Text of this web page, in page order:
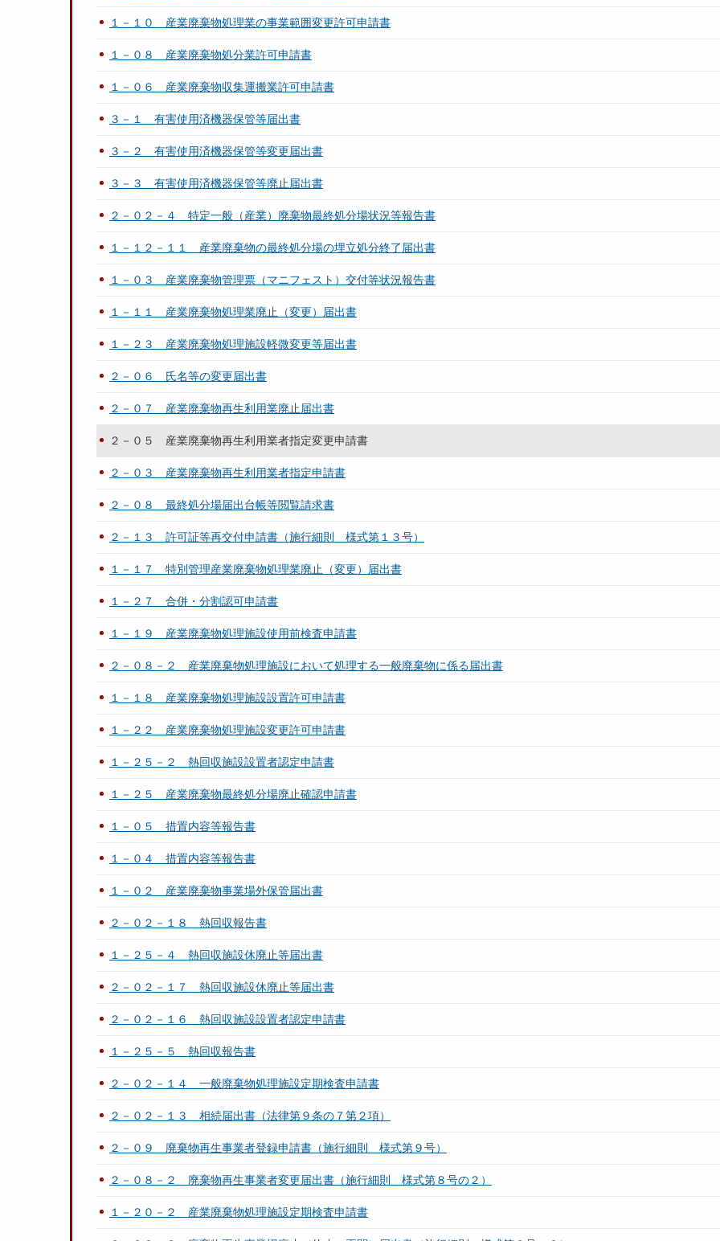
１－１０ 産業廃棄物処理業の事業範囲変更許可申請書
１－０８ 産業廃棄物処分業許可申請書
１－０６ 産業廃棄物収集運搬業許可申請書
３－１ 有害使用済機器保管等届出書
３－２ 有害使用済機器保管等変更届出書
３－３ 有害使用済機器保管等廃止届出書
２－０２－４ 特定一般（産業）廃棄物最終処分場状況等報告書
１－１２－１１ 産業廃棄物の最終処分場の埋立処分終了届出書
１－０３ 産業廃棄物管理票（マニフェスト）交付等状況報告書
１－１１ 産業廃棄物処理業廃止（変更）届出書
１－２３ 産業廃棄物処理施設軽微変更等届出書
２－０６ 氏名等の変更届出書
２－０７ 産業廃棄物再生利用業廃止届出書
２－０５ 産業廃棄物再生利用業者指定変更申請書
２－０３ 産業廃棄物再生利用業者指定申請書
２－０８ 最終処分場届出台帳等閲覧請求書
２－１３ 許可証等再交付申請書（施行細則 様式第１３号）
１－１７ 特別管理産業廃棄物処理業廃止（変更）届出書
１－２７ 合併・分割認可申請書
１－１９ 産業廃棄物処理施設使用前検査申請書
２－０８－２ 産業廃棄物処理施設において処理する一般廃棄物に係る届出書
１－１８ 産業廃棄物処理施設設置許可申請書
１－２２ 産業廃棄物処理施設変更許可申請書
１－２５－２ 熱回収施設設置者認定申請書
１－２５ 産業廃棄物最終処分場廃止確認申請書
１－０５ 措置内容等報告書
１－０４ 措置内容等報告書
１－０２ 産業廃棄物事業場外保管届出書
２－０２－１８ 熱回収報告書
１－２５－４ 熱回収施設休廃止等届出書
２－０２－１７ 熱回収施設休廃止等届出書
２－０２－１６ 熱回収施設設置者認定申請書
１－２５－５ 熱回収報告書
２－０２－１４ 一般廃棄物処理施設定期検査申請書
２－０２－１３ 相続届出書（法律第９条の７第２項）
２－０９ 廃棄物再生事業者登録申請書（施行細則 様式第９号）
２－０８－２ 廃棄物再生事業者変更届出書（施行細則 様式第８号の２）
１－２０－２ 産業廃棄物処理施設定期検査申請書